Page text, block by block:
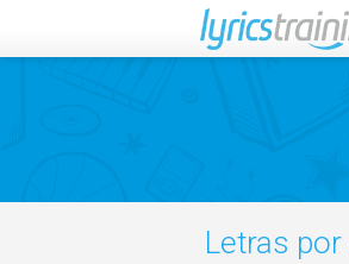
Letras por